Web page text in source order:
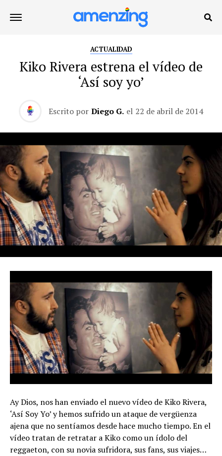
ACTUALIDAD
Kiko Rivera estrena el vídeo de
‘Así soy yo’
Escrito por Diego G. el 22 de abril de 2014
Ay Dios, nos han enviado el nuevo vídeo de Kiko Rivera,
‘Así Soy Yo’ y hemos sufrido un ataque de vergüenza
ajena que no sentíamos desde hace mucho tiempo. En el
vídeo tratan de retratar a Kiko como un ídolo del
reggaeton, con su novia sufridora, sus fans, sus viajes…